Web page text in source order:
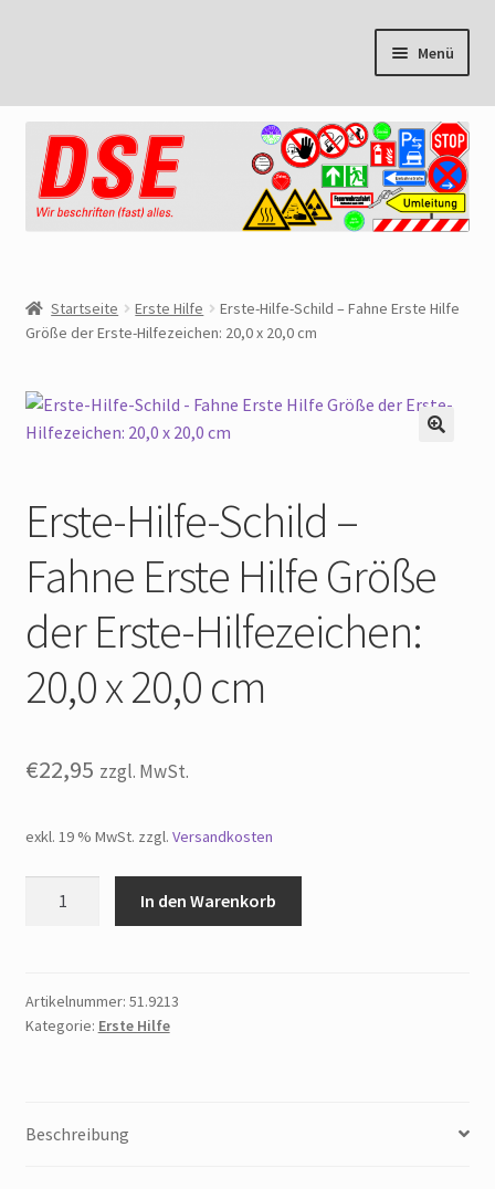
Menü
Start
Cookie Policy
Mein Konto
Kasse
AGB
Widerrufsbelehrung
Impressum
Startseite Erste Hilfe
Erste-Hilfe-Schild – Fahne Erste Hilfe
Größe der Erste-Hilfezeichen: 20,0 x 20,0 cm
Erste-Hilfe-Schild –
Fahne Erste Hilfe Größe
der Erste-Hilfezeichen:
20,0 x 20,0 cm
€22,95 zzgl. MwSt.
exkl. 19 % MwSt. zzgl. Versandkosten
Fahne
Erste
Erste-
In den Warenkorb
Artikelnummer: 51.9213
Kategorie: Erste Hilfe
Beschreibung